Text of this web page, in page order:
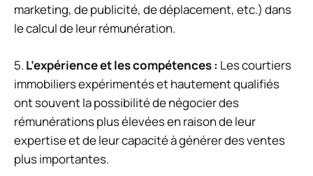
marketing, de publicité, de déplacement, etc.) dans
le calcul de leur rémunération.
5. L’expérience et les compétences : Les courtiers
immobiliers expérimentés et hautement qualifiés
ont souvent la possibilité de négocier des
rémunérations plus élevées en raison de leur
expertise et de leur capacité à générer des ventes
plus importantes.